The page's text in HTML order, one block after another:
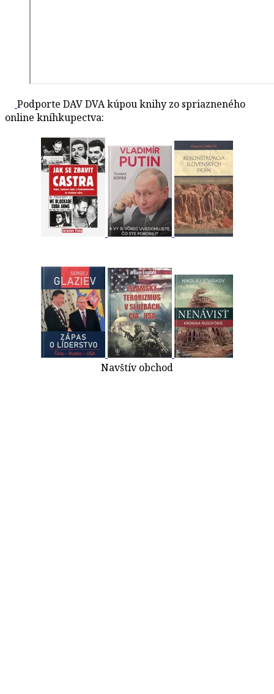
Podporte DAV DVA kúpou knihy zo spriazneného
online kníhkupectva:
Navštív obchod